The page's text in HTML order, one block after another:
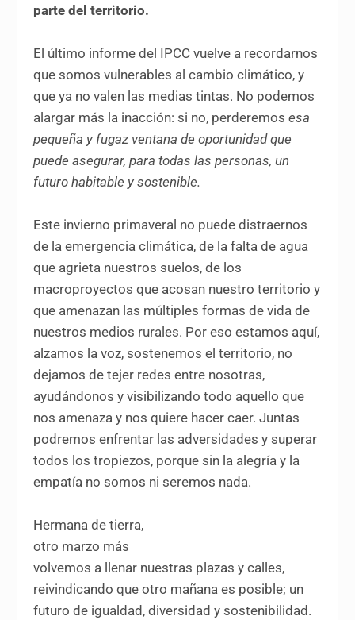
parte del territorio.
El último informe del IPCC vuelve a recordarnos
que somos vulnerables al cambio climático, y
que ya no valen las medias tintas. No podemos
alargar más la inacción: si no, perderemosesa
pequeña y fugaz ventana de oportunidad que
puede asegurar, para todas las personas, un
futuro habitable y sostenible.
Este invierno primaveral no puede distraernos
de la emergencia climática, de la falta de agua
que agrieta nuestros suelos, de los
macroproyectos que acosan nuestro territorio y
que amenazan las múltiples formas de vida de
nuestros medios rurales. Por eso estamos aquí,
alzamos la voz, sostenemos el territorio, no
dejamos de tejer redes entre nosotras,
ayudándonos y visibilizando todo aquello que
nos amenaza y nos quiere hacer caer. Juntas
podremos enfrentar las adversidades y superar
todos los tropiezos, porque sin la alegría y la
empatía no somos ni seremos nada.
Hermana de tierra,
otro marzo más
volvemos a llenar nuestras plazas y calles,
reivindicando que otro mañana es posible; un
futuro de igualdad, diversidad y sostenibilidad.